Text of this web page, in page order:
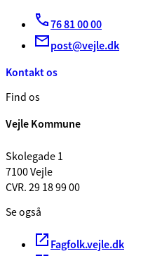
76 81 00 00
post@vejle.dk
Kontakt os
Find os
Vejle Kommune
Skolegade 1
7100 Vejle
CVR. 29 18 99 00
Se også
Fagfolk.vejle.dk